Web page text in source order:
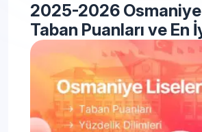
2025-2026
Taban Puanları ve En